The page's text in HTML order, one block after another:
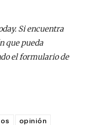
Si encuentra
que pueda
el formulario de
opinión